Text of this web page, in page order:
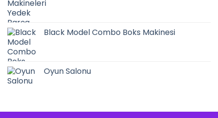
Black Model Combo Boks Makinesi
Oyun Salonu